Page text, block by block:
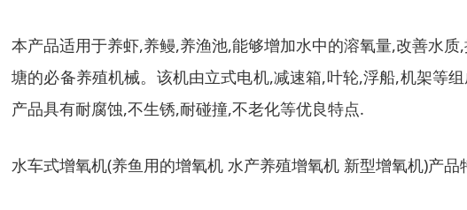
本产品适用于养虾,养鳗,养渔池,能够增加水中的溶氧量,改善水
塘的必备养殖机械。该机由立式电机,减速箱,叶轮,浮船,机架等
产品具有耐腐蚀,不生锈,耐碰撞,不老化等优良特点.
水车式增氧机(养鱼用的增氧机 水产养殖增氧机 新型增氧机)产品